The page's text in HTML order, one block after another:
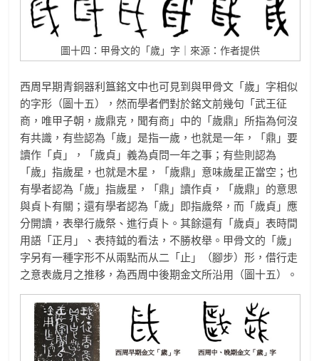
圖十四：甲骨文的「歲」字｜來源：作者提供
西周早期青銅器利簋銘文中也可見到與甲骨文「歲」字相似
的字形（圖十五），然而學者們對於銘文前幾句「武王征
商，唯甲子朝，歲鼎克，聞有商」中的「歲鼎」所指為何沒
有共識，有些認為「歲」是指一歲，也就是一年，「鼎」要
讀作「貞」，「歲貞」義為貞問一年之事；有些則認為
「歲」指歲星，也就是木星，「歲鼎」意味歲星正當空；也
有學者認為「歲」指歲星，「鼎」讀作貞，「歲鼎」的意思
與貞卜有關；還有學者認為「歲」即指歲祭，而「歲貞」應
分開讀，表舉行歲祭、進行貞卜。其餘還有「歲貞」表時間
用語「正月」、表持鉞的看法，不勝枚舉。甲骨文的「歲」
字另有一種字形不从兩點而从二「止」（腳步）形，借行走
之意表歲月之推移，為西周中後期金文所沿用（圖十五）。